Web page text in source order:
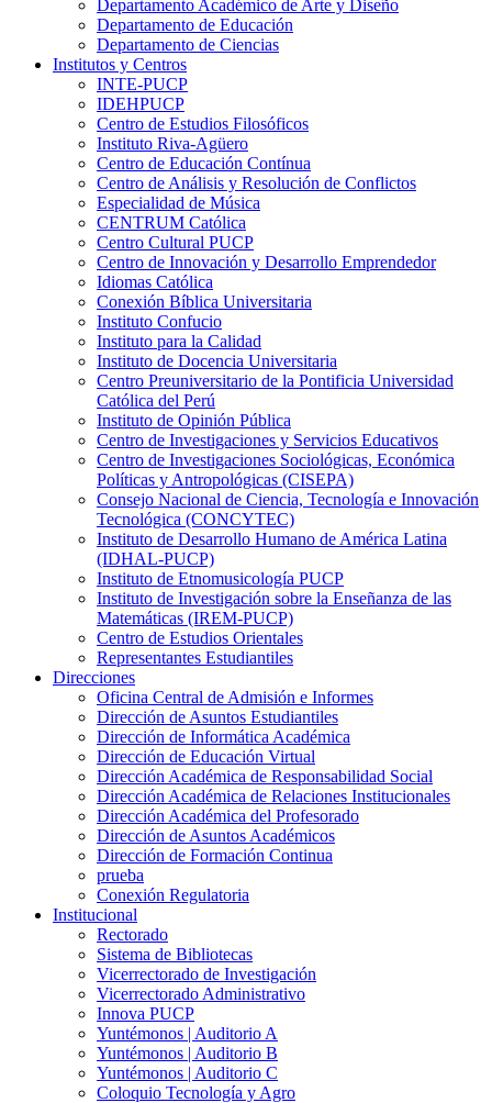
Departamento Académico de Arte y Diseño
Departamento de Educación
Departamento de Ciencias
Institutos y Centros
INTE-PUCP
IDEHPUCP
Centro de Estudios Filosóficos
Instituto Riva-Agüero
Centro de Educación Contínua
Centro de Análisis y Resolución de Conflictos
Especialidad de Música
CENTRUM Católica
Centro Cultural PUCP
Centro de Innovación y Desarrollo Emprendedor
Idiomas Católica
Conexión Bíblica Universitaria
Instituto Confucio
Instituto para la Calidad
Instituto de Docencia Universitaria
Centro Preuniversitario de la Pontificia Universidad
Católica del Perú
Instituto de Opinión Pública
Centro de Investigaciones y Servicios Educativos
Centro de Investigaciones Sociológicas, Económica
Políticas y Antropológicas (CISEPA)
Consejo Nacional de Ciencia, Tecnología e Innovación
Tecnológica (CONCYTEC)
Instituto de Desarrollo Humano de América Latina
(IDHAL-PUCP)
Instituto de Etnomusicología PUCP
Instituto de Investigación sobre la Enseñanza de las
Matemáticas (IREM-PUCP)
Centro de Estudios Orientales
Representantes Estudiantiles
Direcciones
Oficina Central de Admisión e Informes
Dirección de Asuntos Estudiantiles
Dirección de Informática Académica
Dirección de Educación Virtual
Dirección Académica de Responsabilidad Social
Dirección Académica de Relaciones Institucionales
Dirección Académica del Profesorado
Dirección de Asuntos Académicos
Dirección de Formación Continua
prueba
Conexión Regulatoria
Institucional
Rectorado
Sistema de Bibliotecas
Vicerrectorado de Investigación
Vicerrectorado Administrativo
Innova PUCP
Yuntémonos | Auditorio A
Yuntémonos | Auditorio B
Yuntémonos | Auditorio C
Coloquio Tecnología y Agro